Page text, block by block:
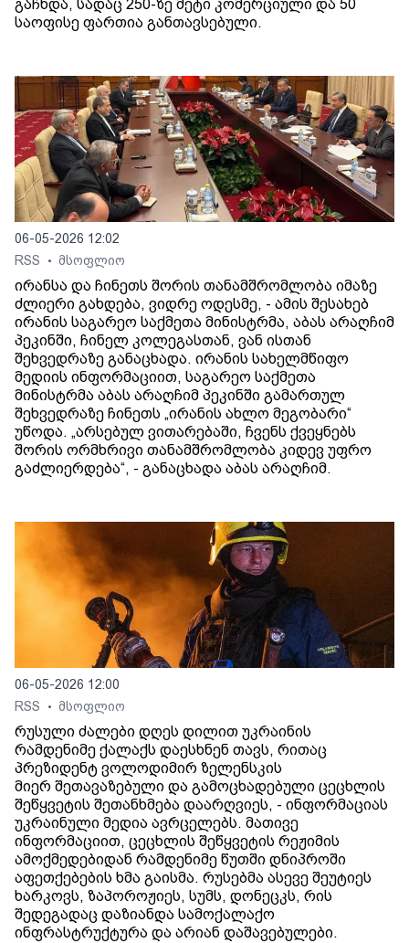
გაჩნდა, სადაც 250-ზე მეტი კომერციული და 50
საოფისე ფართია განთავსებული.
06-05-2026 12:02
RSS
• მსოფლიო
ირანსა და ჩინეთს შორის თანამშრომლობა იმაზე
ძლიერი გახდება, ვიდრე ოდესმე, - ამის შესახებ
ირანის საგარეო საქმეთა მინისტრმა, აბას არაღჩიმ
პეკინში, ჩინელ კოლეგასთან, ვან ისთან
შეხვედრაზე განაცხადა. ირანის სახელმწიფო
მედიის ინფორმაციით, საგარეო საქმეთა
მინისტრმა აბას არაღჩიმ პეკინში გამართულ
შეხვედრაზე ჩინეთს „ირანის ახლო მეგობარი“
უწოდა. „არსებულ ვითარებაში, ჩვენს ქვეყნებს
შორის ორმხრივი თანამშრომლობა კიდევ უფრო
გაძლიერდება“, - განაცხადა აბას არაღჩიმ.
06-05-2026 12:00
RSS
• მსოფლიო
რუსული ძალები დღეს დილით უკრაინის
რამდენიმე ქალაქს დაესხნენ თავს, რითაც
პრეზიდენტ ვოლოდიმირ ზელენსკის
მიერ შეთავაზებული და გამოცხადებული ცეცხლის
შეწყვეტის შეთანხმება დაარღვიეს, - ინფორმაციას
უკრაინული მედია ავრცელებს. მათივე
ინფორმაციით, ცეცხლის შეწყვეტის რეჟიმის
ამოქმედებიდან რამდენიმე წუთში დნიპროში
აფეთქებების ხმა გაისმა. რუსებმა ასევე შეუტიეს
ხარკოვს, ზაპოროჟიეს, სუმს, დონეცკს, რის
შედეგადაც დაზიანდა სამოქალაქო
ინფრასტრუქტურა და არიან დაშავებულები.